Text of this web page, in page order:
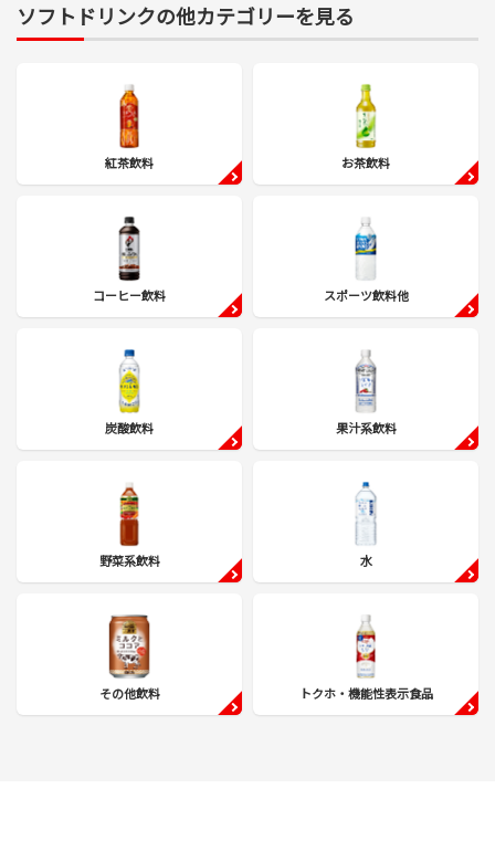
ソフトドリンクの他カテゴリーを見る
紅茶飲料 お茶飲料
コーヒー飲料 スポーツ飲料他
炭酸飲料 果汁系飲料
野菜系飲料 水
その他飲料 トクホ・機能性表示食品